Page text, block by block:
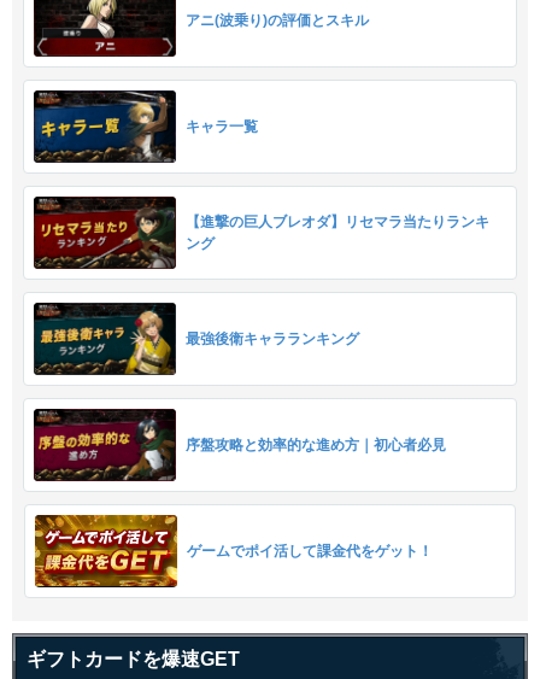
アニ(波乗り)の評価とスキル
キャラ一覧
【進撃の巨人ブレオダ】リセマラ当たりランキ
ング
最強後衛キャラランキング
序盤攻略と効率的な進め方｜初心者必見
ゲームでポイ活して課金代をゲット！
ギフトカードを爆速GET